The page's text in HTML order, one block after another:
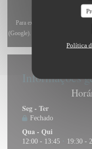
Política
Para exibir o mapa interativo do
(Google). Esses cookies podem
Informações
Seg- Ter
Fechado
Qua- Qui
12:00 - 13:45 19:30 -